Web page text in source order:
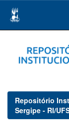
navigation
Repositório
Sergipe - RI/